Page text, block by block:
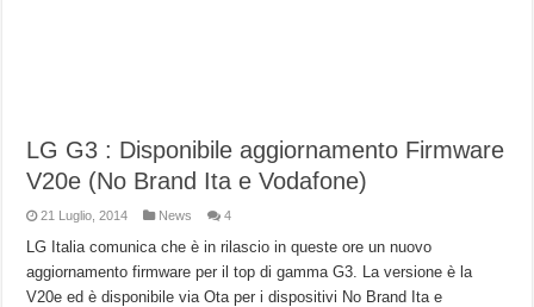
LG G3 : Disponibile aggiornamento Firmware
V20e (No Brand Ita e Vodafone)
21 Luglio, 2014 News 4
LG Italia comunica che è in rilascio in queste ore un nuovo
aggiornamento firmware per il top di gamma G3. La versione è la
V20e ed è disponibile via Ota per i dispositivi No Brand Ita e